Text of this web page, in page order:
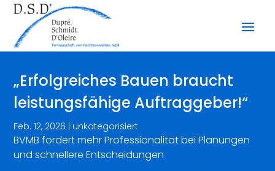
„Erfolgreiches Bauen braucht
leistungsfähige Auftraggeber!“
Feb. 12, 2026 | unkategorisiert
BVMB fordert mehr Professionalität bei Planungen
und schnellere Entscheidungen